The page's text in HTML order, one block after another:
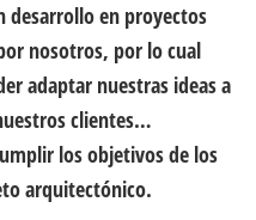
desarrollo en proyectos
nosotros, por lo cual
adaptar nuestras ideas a
clientes…
los objetivos de los
arquitectónico.